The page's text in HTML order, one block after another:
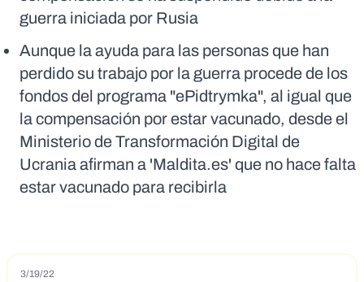
guerra iniciada por Rusia
Aunque la ayuda para las personas que han
perdido su trabajo por la guerra procede de los
fondos del programa "ePidtrymka", al igual que
la compensación por estar vacunado, desde el
Ministerio de Transformación Digital de
Ucrania afirman a 'Maldita.es' que no hace falta
estar vacunado para recibirla
3/19/22